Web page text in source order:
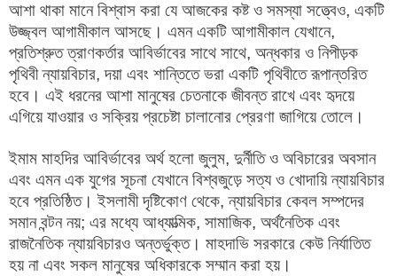
আশা থাকা মানে বিশ্বাস করা যে আজকের কষ্ট ও সমস্যা সত্ত্বেও, একটি
উজ্জ্বল আগামীকাল আসছে। এমন একটি আগামীকাল যেখানে,
প্রতিশ্রুত ত্রাণকর্তার আবির্ভাবের সাথে সাথে, অন্ধকার ও নিপীড়ক
পৃথিবী ন্যায়বিচার, দয়া এবং শান্তিতে ভরা একটি পৃথিবীতে রূপান্তরিত
হবে। এই ধরনের আশা মানুষের চেতনাকে জীবন্ত রাখে এবং হৃদয়ে
এগিয়ে যাওয়ার ও সক্রিয় প্রচেষ্টা চালানোর প্রেরণা জাগিয়ে তোলে।
ইমাম মাহদির আবির্ভাবের অর্থ হলো জুলুম, দুর্নীতি ও অবিচারের অবসান
এবং এমন এক যুগের সূচনা যেখানে বিশ্বজুড়ে সত্য ও খোদায়ি ন্যায়বিচার
হবে প্রতিষ্ঠিত। ইসলামী দৃষ্টিকোণ থেকে, ন্যায়বিচার কেবল সম্পদের
সমান বন্টন নয়; এর মধ্যে আধ্যাত্মিক, সামাজিক, অর্থনৈতিক এবং
রাজনৈতিক ন্যায়বিচারও অন্তর্ভুক্ত। মাহদাভি সরকারে কেউ নির্যাতিত
হয় না এবং সকল মানুষের অধিকারকে সম্মান করা হয়।